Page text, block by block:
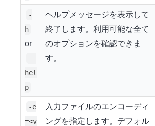
-
h
or
--
hel
p
ヘルプメッセージを表示して
終了します。利用可能な全て
のオプションを確認できま
す。
-e
=<v
入力ファイルのエンコーディ
ングを指定します。デフォル